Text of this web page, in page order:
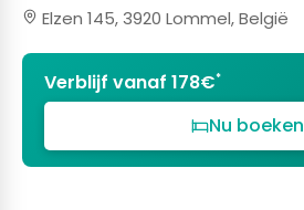
Elzen 145, 3920 Lommel, België
Verblijf vanaf 178€*
Nu boeken